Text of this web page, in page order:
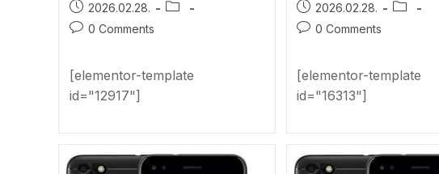
2026.02.28.
0 Comments
[elementor-template
id="12917"]
2026.02.28.
0 Comments
[elementor-template
id="16313"]